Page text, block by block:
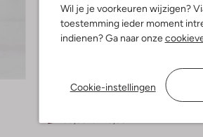
Wil je je voorkeuren wijzigen?
toestemming ieder moment
indienen? Ga naar onze
Cookie-instellingen
7 For All Mankind